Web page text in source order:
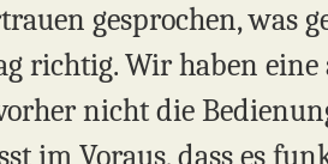
gesprochen, was
richtig. Wir haben
nicht die
im Voraus, dass es